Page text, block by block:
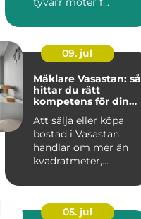
09. jul
Mäklare Vasastan: så
hittar du rätt
kompetens för din
Att sälja eller köpa
bostad i Vasastan
handlar om mer än
kvadratmeter,
05. jul